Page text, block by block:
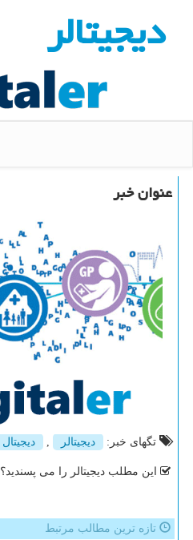
دیجیتالر
عنوان خبر
تگهای خبر: دیجیتالر دیجیتال
این مطلب دیجیتالر را می پسندید؟
تازه ترین مطالب مرتبط